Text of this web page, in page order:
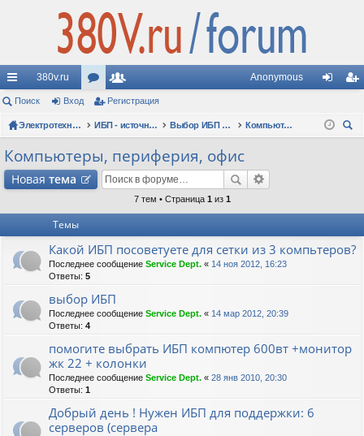
с
ы
лк
380v.ru
ор
ум
ол
ьз
ат
Anonymous
д ис
Поиск Вход Регистрация
Электротехнические форумы ИБП - источники бесперебойного питания Выбор ИБП по сфере применения (рекомендации, советы, опыт эксплуатации)
Компьютеры, периферия, офис
Компьютеры, периферия, офис
Новая тема
7 тем • Страница 1 из 1
Темы
Какой ИБП посоветуете для сетки из 3 компьтеров?
Последнее сообщение Service Dept. « 14 ноя 2012, 16:23
Ответы: 5
выбор ИБП
Последнее сообщение Service Dept. « 14 мар 2012, 20:39
Ответы: 4
помогите выбрать ИБП компютер 600вт +монитор
жк 22 + колонки
Последнее сообщение Service Dept. « 28 янв 2010, 20:30
Ответы: 1
Добрый день ! Нужен ИБП для поддержки: 6
серверов (сервера